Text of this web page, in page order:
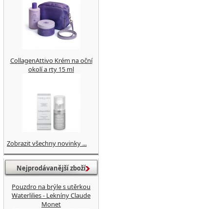
CollagenAttivo Krém na oční
okolí a rty 15 ml
Zobrazit všechny novinky ...
Nejprodávanější zboží
Pouzdro na brýle s utěrkou
Waterlilies - Lekníny Claude
Monet